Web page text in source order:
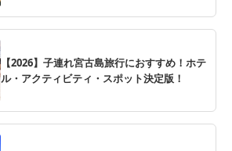
【2026】子連れ宮古島旅行におすすめ！ホテ
ル・アクティビティ・スポット決定版！